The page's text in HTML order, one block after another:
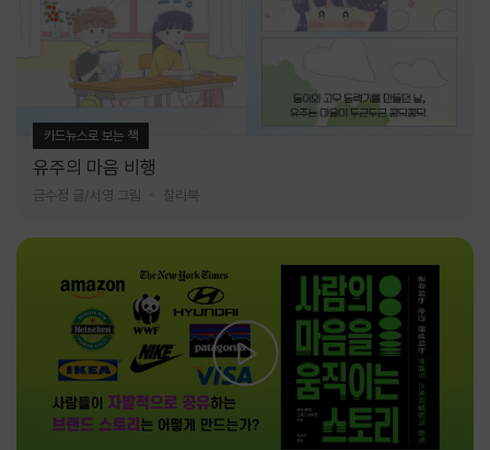
카드뉴스로 보는 책
유주의 마음 비행
금수정 글/서영 그림 찰리북